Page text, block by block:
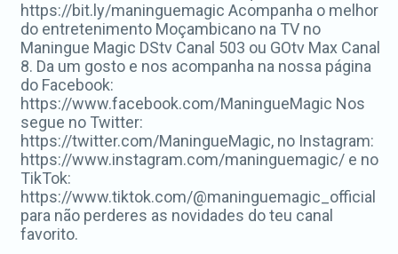
https://bit.ly/maninguemagic Acompanha o melhor
do entretenimento Moçambicano na TV no
Maningue Magic DStv Canal 503 ou GOtv Max Canal
8. Da um gosto e nos acompanha na nossa página
do Facebook:
https://www.facebook.com/ManingueMagic Nos
segue no Twitter:
https://twitter.com/ManingueMagic, no Instagram:
https://www.instagram.com/maninguemagic/ e no
TikTok:
https://www.tiktok.com/@maninguemagic_official
para não perderes as novidades do teu canal
favorito.